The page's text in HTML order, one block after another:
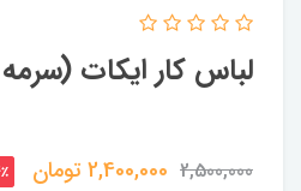
لباس کار ایکات
2,500,000
2,400,000تومان